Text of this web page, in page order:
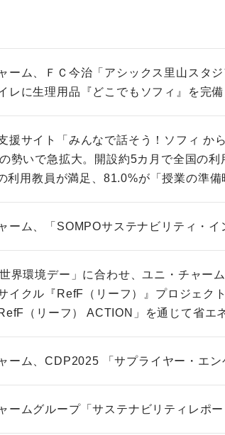
ーム、ＦＣ今治「アシックス里山スタジ
レに生理用品『どこでもソフィ』を完備
援サイト「みんなで話そう！ソフィ か
勢いで急拡大。開設約5カ月で全国の利
利用教員が満足、81.0%が「授業の準
ーム、「SOMPOサステナビリティ・
界環境デー」に合わせ、ユニ・チャー
イクル『RefF（リーフ）』プロジェク
（リーフ） ACTION」を通じて省エ
ーム、CDP2025 「サプライヤー・エ
ームグループ「サステナビリティレポ